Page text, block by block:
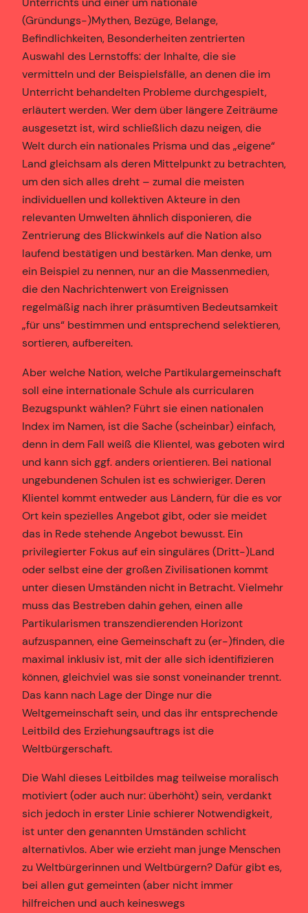
(Gründungs-)Mythen, Bezüge, Belange,
Befindlichkeiten, Besonderheiten zentrierten
Auswahl des Lernstoffs: der Inhalte, die sie
vermitteln und der Beispielsfälle, an denen die im
Unterricht behandelten Probleme durchgespielt,
erläutert werden. Wer dem über längere Zeiträume
ausgesetzt ist, wird schließlich dazu neigen, die
Welt durch ein nationales Prisma und das „eigene“
Land gleichsam als deren Mittelpunkt zu betrachten,
um den sich alles dreht – zumal die meisten
individuellen und kollektiven Akteure in den
relevanten Umwelten ähnlich disponieren, die
Zentrierung des Blickwinkels auf die Nation also
laufend bestätigen und bestärken. Man denke, um
ein Beispiel zu nennen, nur an die Massenmedien,
die den Nachrichtenwert von Ereignissen
regelmäßig nach ihrer präsumtiven Bedeutsamkeit
„für uns“ bestimmen und entsprechend selektieren,
sortieren, aufbereiten.
Aber welche Nation, welche Partikulargemeinschaft
soll eine internationale Schule als curricularen
Bezugspunkt wählen? Führt sie einen nationalen
Index im Namen, ist die Sache (scheinbar) einfach,
denn in dem Fall weiß die Klientel, was geboten wird
und kann sich ggf. anders orientieren. Bei national
ungebundenen Schulen ist es schwieriger. Deren
Klientel kommt entweder aus Ländern, für die es vor
Ort kein spezielles Angebot gibt, oder sie meidet
das in Rede stehende Angebot bewusst. Ein
privilegierter Fokus auf ein singuläres (Dritt-)Land
oder selbst eine der großen Zivilisationen kommt
unter diesen Umständen nicht in Betracht. Vielmehr
muss das Bestreben dahin gehen, einen alle
Partikularismen transzendierenden Horizont
aufzuspannen, eine Gemeinschaft zu (er-)finden, die
maximal inklusiv ist, mit der alle sich identifizieren
können, gleichviel was sie sonst voneinander trennt.
Das kann nach Lage der Dinge nur die
Weltgemeinschaft sein, und das ihr entsprechende
Leitbild des Erziehungsauftrags ist die
Weltbürgerschaft.
Die Wahl dieses Leitbildes mag teilweise moralisch
motiviert (oder auch nur: überhöht) sein, verdankt
sich jedoch in erster Linie schierer Notwendigkeit,
ist unter den genannten Umständen schlicht
alternativlos. Aber wie erzieht man junge Menschen
zu Weltbürgerinnen und Weltbürgern? Dafür gibt es,
bei allen gut gemeinten (aber nicht immer
hilfreichen und auch keineswegs